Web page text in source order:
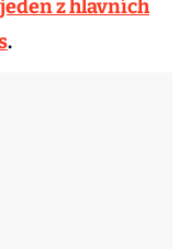
z hlavních
.